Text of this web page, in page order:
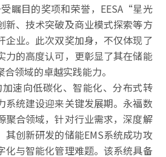
目的奖项和荣誉，EESA“星光
、技术突破及商业模式探索等方
企业。此次双奖加身，不仅体现了
力的高度认可，更彰显了其在储能
领域的卓越实践能力。
向低碳化、智能化、分布式转
系统建设迎来关键发展期。永福数
聚合领域，针对行业需求，深度解
其创新研发的储能EMS系统成功攻
化与智能化管理难题。该系统具备